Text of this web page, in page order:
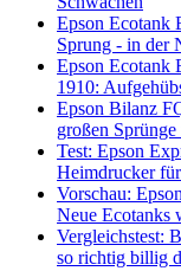
Epson Ecotank
Sprung - in der
Epson Ecotank
1910:
Epson Bilanz
großen
Test: Epson
Heimdrucker
Vorschau:
Neue Ecotanks
Vergleichstest:
so richtig billig